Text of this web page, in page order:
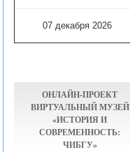
07 декабря 2026
ОНЛАЙН-ПРОЕКТ
ВИРТУАЛЬНЫЙ МУЗЕЙ
«ИСТОРИЯ И
СОВРЕМЕННОСТЬ:
ЧИБГУ»